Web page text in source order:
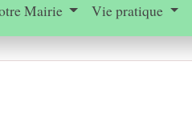
Mairie Vie pratique